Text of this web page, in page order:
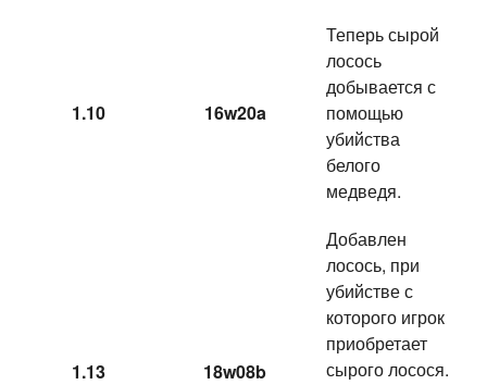
1.10 16w20a
Теперь сырой
лосось
добывается с
помощью
убийства
белого
медведя.
1.13 18w08b
Добавлен
лосось, при
убийстве с
которого игрок
приобретает
сырого лосося.